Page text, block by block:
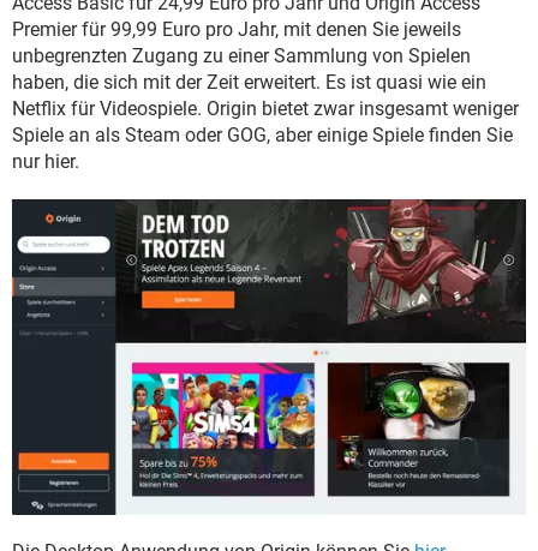
Premier für 99,99 Euro pro Jahr, mit denen Sie jeweils
unbegrenzten Zugang zu einer Sammlung von Spielen
haben, die sich mit der Zeit erweitert. Es ist quasi wie ein
Netflix für Videospiele. Origin bietet zwar insgesamt weniger
Spiele an als Steam oder GOG, aber einige Spiele finden Sie
nur hier.